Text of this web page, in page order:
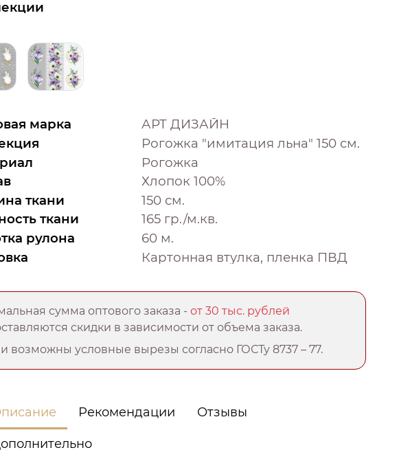
марка
АРТ ДИЗАЙН
Рогожка "имитация льна" 150 см.
Рогожка
Хлопок 100%
ткани
150 см.
ткани
165 гр./м.кв.
рулона
60 м.
Картонная втулка, пленка ПВД
сумма оптового заказа -от 30 тыс. рублей
скидки в зависимости от объема заказа.
возможны условные вырезы согласно ГОСТу 8737 – 77.
Рекомендации Отзывы